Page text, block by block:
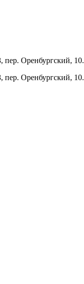
пер. Оренбургский, 10.
пер. Оренбургский, 10.